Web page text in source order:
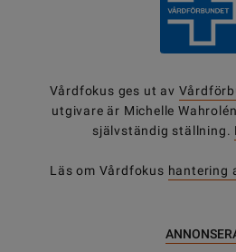
Vårdfokus ges ut av
utgivare är Michelle
självständig ställning.
Läs om Vårdfokus hantering